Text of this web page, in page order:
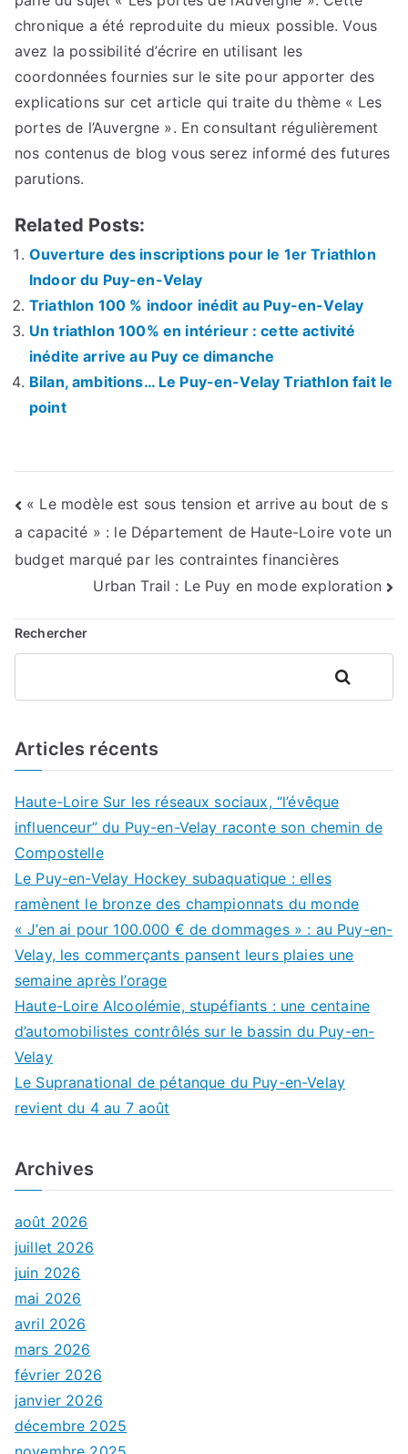
chronique a été reproduite du mieux possible. Vous
avez la possibilité d’écrire en utilisant les
coordonnées fournies sur le site pour apporter des
explications sur cet article qui traite du thème « Les
portes de l’Auvergne ». En consultant régulièrement
nos contenus de blog vous serez informé des futures
parutions.
Related Posts:
Ouverture des inscriptions pour le 1er Triathlon
Indoor du Puy-en-Velay
Triathlon 100 % indoor inédit au Puy-en-Velay
Un triathlon 100% en intérieur : cette activité
inédite arrive au Puy ce dimanche
Bilan, ambitions… Le Puy-en-Velay Triathlon fait le
point
Navigation
de
l’article
« Le modèle est sous tension et arrive au bout de s
a capacité » : le Département de Haute-Loire vote un
budget marqué par les contraintes financières
Urban Trail : Le Puy en mode exploration
Rechercher
Rechercher
Articles récents
Haute-Loire Sur les réseaux sociaux, “l’évêque
influenceur” du Puy-en-Velay raconte son chemin de
Compostelle
Le Puy-en-Velay Hockey subaquatique : elles
ramènent le bronze des championnats du monde
« J’en ai pour 100.000 € de dommages » : au Puy-en-
Velay, les commerçants pansent leurs plaies une
semaine après l’orage
Haute-Loire Alcoolémie, stupéfiants : une centaine
d’automobilistes contrôlés sur le bassin du Puy-en-
Velay
Le Supranational de pétanque du Puy-en-Velay
revient du 4 au 7 août
Archives
août 2026
juillet 2026
juin 2026
mai 2026
avril 2026
mars 2026
février 2026
janvier 2026
décembre 2025